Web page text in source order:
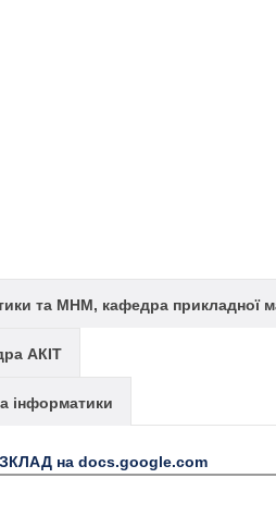
та МНМ, кафедра прикладної
АКІТ
інформатики
на docs.google.com